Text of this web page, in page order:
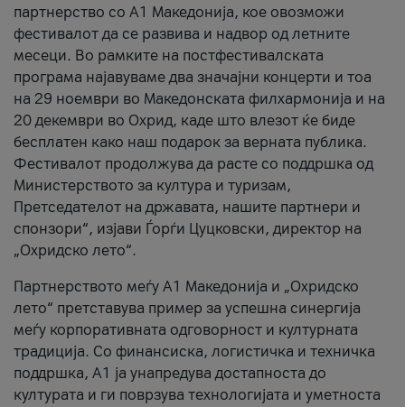
партнерство со А1 Македонија, кое овозможи
фестивалот да се развива и надвор од летните
месеци. Во рамките на постфестивалската
програма најавуваме два значајни концерти и тоа
на 29 ноември во Македонската филхармонија и на
20 декември во Охрид, каде што влезот ќе биде
бесплатен како наш подарок за верната публика.
Фестивалот продолжува да расте со поддршка од
Министерството за култура и туризам,
Претседателот на државата, нашите партнери и
спонзори“, изјави Ѓорѓи Цуцковски, директор на
„Охридско лето“.
Партнерството меѓу A1 Македонија и „Охридско
лето“ претставува пример за успешна синергија
меѓу корпоративната одговорност и културната
традиција. Со финансиска, логистичка и техничка
поддршка, A1 ја унапредува достапноста до
културата и ги поврзува технологијата и уметноста